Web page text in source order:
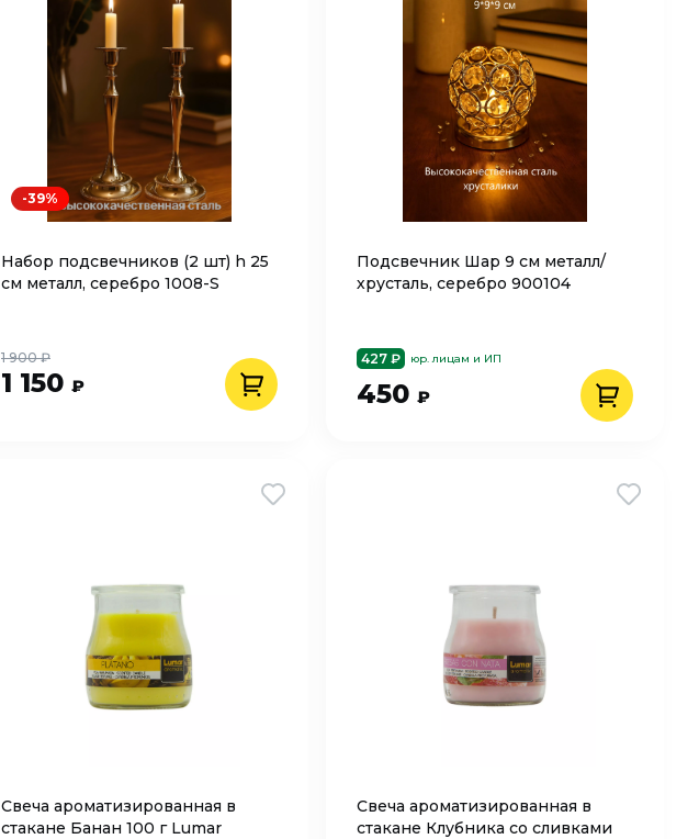
Набор подсвечников (2 шт) h 25
см металл, серебро 1008-S
1 150 ₽
1 900 ₽
-39%
Подсвечник Шар 9 см металл/
хрусталь, серебро 900104
427 ₽ юр. лицам и ИП
450 ₽
Свеча ароматизированная в
стакане Банан 100 г Lumar
Свеча ароматизированная в
стакане Клубника со сливками